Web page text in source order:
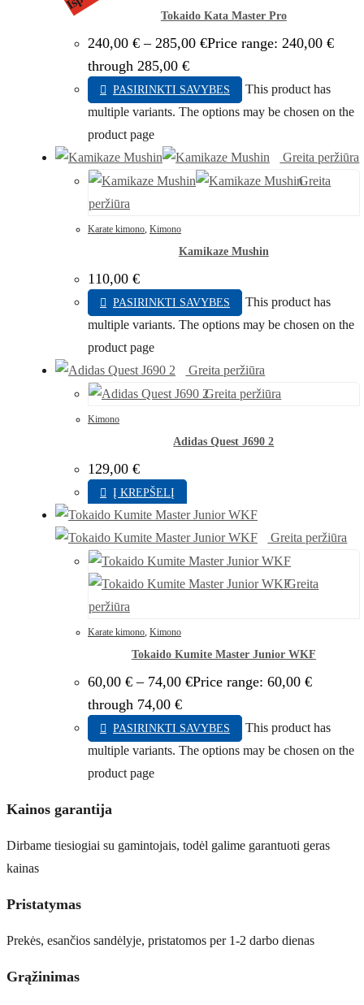
Tokaido Kata Master Pro
240,00 € – 285,00 €Price range: 240,00 €
through 285,00 €
PASIRINKTI SAVYBES
This product has
multiple variants. The options may be chosen on the
product page
Greita peržiūra
Greita
peržiūra
Karate kimono, Kimono
Kamikaze Mushin
110,00 €
PASIRINKTI SAVYBES
This product has
multiple variants. The options may be chosen on the
product page
Greita peržiūra
Greita peržiūra
Kimono
Adidas Quest J690 2
129,00 €
Į KREPŠELĮ
Greita peržiūra
Greita
peržiūra
Karate kimono, Kimono
Tokaido Kumite Master Junior WKF
60,00 € – 74,00 €Price range: 60,00 €
through 74,00 €
PASIRINKTI SAVYBES
This product has
multiple variants. The options may be chosen on the
product page
Kainos garantija
Dirbame tiesiogiai su gamintojais, todėl galime garantuoti geras
kainas
Pristatymas
Prekės, esančios sandėlyje, pristatomos per 1-2 darbo dienas
Grąžinimas